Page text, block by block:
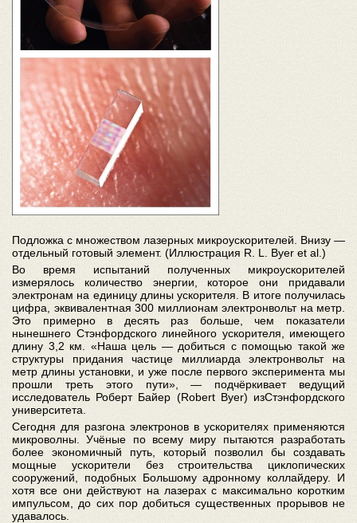
Подложка с множеством лазерных микроускорителей. Внизу —
отдельный готовый элемент. (Иллюстрация R. L. Byer et al.)
Во время испытаний полученных микроускорителей
измерялось количество энергии, которое они придавали
электронам на единицу длины ускорителя. В итоге получилась
цифра, эквивалентная 300 миллионам электронвольт на метр.
Это примерно в десять раз больше, чем показатели
нынешнего Стэнфордского линейного ускорителя, имеющего
длину 3,2 км. «Наша цель — добиться с помощью такой же
структуры придания частице миллиарда электронвольт на
метр длины установки, и уже после первого эксперимента мы
прошли треть этого пути», — подчёркивает ведущий
исследователь Роберт Байер (Robert Byer) изСтэнфордского
университета.
Сегодня для разгона электронов в ускорителях применяются
микроволны. Учёные по всему миру пытаются разработать
более экономичный путь, который позволил бы создавать
мощные ускорители без строительства циклопических
сооружений, подобных Большому адронному коллайдеру. И
хотя все они действуют на лазерах с максимально коротким
импульсом, до сих пор добиться существенных прорывов не
удавалось.